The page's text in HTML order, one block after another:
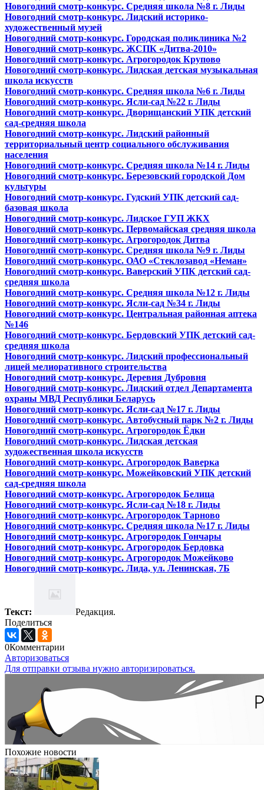
Новогодний смотр-конкурс. Средняя школа №8 г. Лиды
Новогодний смотр-конкурс. Лидский историко-
художественный музей
Новогодний смотр-конкурс. Городская поликлиника №2
Новогодний смотр-конкурс. ЖСПК «Дитва-2010»
Новогодний смотр-конкурс. Агрогородок Крупово
Новогодний смотр-конкурс. Лидская детская музыкальная
школа искусств
Новогодний смотр-конкурс. Средняя школа №6 г. Лиды
Новогодний смотр-конкурс. Ясли-сад №22 г. Лиды
Новогодний смотр-конкурс. Дворищанский УПК детский
сад-средняя школа
Новогодний смотр-конкурс. Лидский районный
территориальный центр социального обслуживания
населения
Новогодний смотр-конкурс. Средняя школа №14 г. Лиды
Новогодний смотр-конкурс. Березовский городской Дом
культуры
Новогодний смотр-конкурс. Гудский УПК детский сад-
базовая школа
Новогодний смотр-конкурс. Лидское ГУП ЖКХ
Новогодний смотр-конкурс. Первомайская средняя школа
Новогодний смотр-конкурс. Агрогородок Дитва
Новогодний смотр-конкурс. Средняя школа №9 г. Лиды
Новогодний смотр-конкурс. ОАО «Стеклозавод «Неман»
Новогодний смотр-конкурс. Ваверский УПК детский сад-
средняя школа
Новогодний смотр-конкурс. Средняя школа №12 г. Лиды
Новогодний смотр-конкурс. Ясли-сад №34 г. Лиды
Новогодний смотр-конкурс. Центральная районная аптека
№146
Новогодний смотр-конкурс. Бердовский УПК детский сад-
средняя школа
Новогодний смотр-конкурс. Лидский профессиональный
лицей мелиоративного строительства
Новогодний смотр-конкурс. Деревня Дубровня
Новогодний смотр-конкурс. Лидский отдел Департамента
охраны МВД Республики Беларусь
Новогодний смотр-конкурс. Ясли-сад №17 г. Лиды
Новогодний смотр-конкурс. Автобусный парк №2 г. Лиды
Новогодний смотр-конкурс. Агрогородок Ёдки
Новогодний смотр-конкурс. Лидская детская
художественная школа искусств
Новогодний смотр-конкурс. Агрогородок Ваверка
Новогодний смотр-конкурс. Можейковский УПК детский
сад-средняя школа
Новогодний смотр-конкурс. Агрогородок Белица
Новогодний смотр-конкурс. Ясли-сад №18 г. Лиды
Новогодний смотр-конкурс. Агрогородок Тарново
Новогодний смотр-конкурс. Средняя школа №17 г. Лиды
Новогодний смотр-конкурс. Агрогородок Гончары
Новогодний смотр-конкурс. Агрогородок Бердовка
Новогодний смотр-конкурс. Агрогородок Можейково
Новогодний смотр-конкурс. Лида, ул. Ленинская, 7Б
Текст:
Редакция.
Поделиться
0Комментарии
Авторизоваться
Для отправки отзыва нужно авторизироваться.
Похожие новости